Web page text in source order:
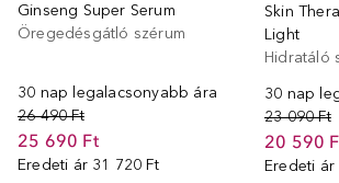
Ginseng Super Serum
Öregedésgátló szérum
30 nap legalacsonyabb ára
26 490 Ft
25 690 Ft
Eredeti ár 31 720 Ft
Skin
Light
Hidratáló
30 nap
23 090 Ft
20 590
Eredeti ár